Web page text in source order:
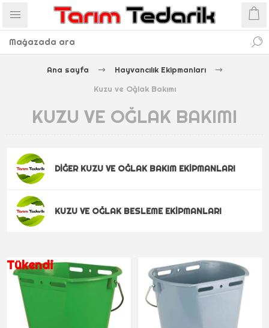
Ana sayfa
Hayvancılık Ekipmanları
Kuzu ve Oğlak Bakımı
KUZU VE OĞLAK BAKIMI
DIĞER KUZU VE OĞLAK BAKIM EKIPMANLARI
KUZU VE OĞLAK BESLEME EKIPMANLARI
Tükendi